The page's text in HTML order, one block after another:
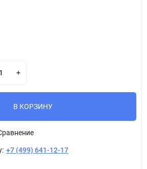
В КОРЗИНУ
+7 (499) 641-12-17